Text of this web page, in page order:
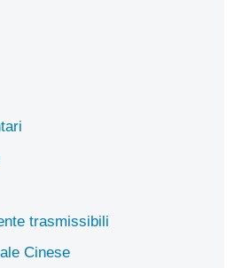
trasmissibili
Cinese